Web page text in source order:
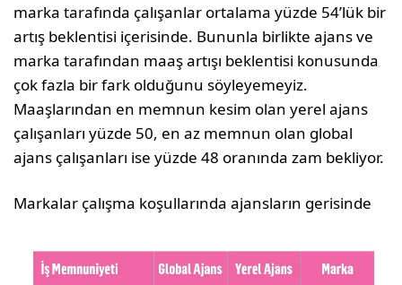
marka tarafında çalışanlar ortalama yüzde 54’lük bir
artış beklentisi içerisinde. Bununla birlikte ajans ve
marka tarafından maaş artışı beklentisi konusunda
çok fazla bir fark olduğunu söyleyemeyiz.
Maaşlarından en memnun kesim olan yerel ajans
çalışanları yüzde 50, en az memnun olan global
ajans çalışanları ise yüzde 48 oranında zam bekliyor.
Markalar çalışma koşullarında ajansların gerisinde